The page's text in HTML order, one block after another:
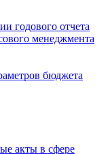
годового отчета
менеджмента
бюджета
акты в сфере